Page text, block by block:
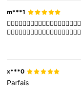
m***1
x***0
Parfais